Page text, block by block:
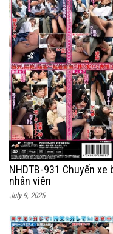
NHDTB-931 Chuyến
nhân viên
July 9, 2025